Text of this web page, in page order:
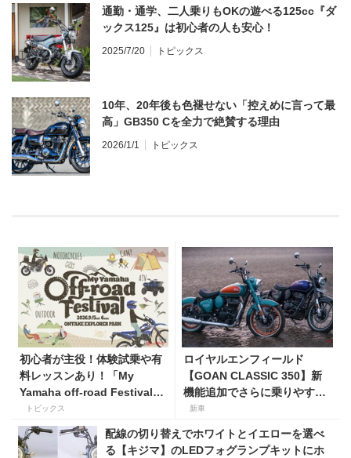
通勤・通学、二人乗りもOKの遊べる125cc『ダ
ックス125』は初心者の人も安心！
2025/7/20 トピックス
10年、20年後も色褪せない「控えめに言って最
高」GB350 Cを全力で絶賛する理由
2026/1/1 トピックス
初心者が主役！体験試乗や有
料レッスンあり！「My
Yamaha off-road Festival」
を9月5日・6日にオンタケエ
クスプローラーパークで実
施！
トピックス
ロイヤルエンフィールド
【GOAN CLASSIC 350】新
機能追加でさらに乗りやすく
なった2026年モデルは、価格
80万800円〜で7月31日発
売！
新車
配線の切り替えでホワイトとイエローを選べ
る【キジマ】のLEDフォグランプキットにホ